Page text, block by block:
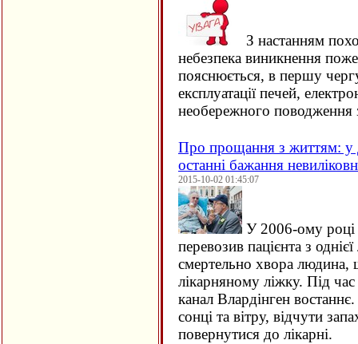
З настанням
небезпека виникнення
пояснюється, в першу
експлуатації печей,
необережного поводження
Про прощання з життям: у
останні бажання
2015-10-02 01:45:07
У 2006-ому році
перевозив пацієнта з
смертельно хвора людина,
лікарняному ліжку. Під
канал Влардінген
сонці та вітру, відчути
повернутися до лікарні.